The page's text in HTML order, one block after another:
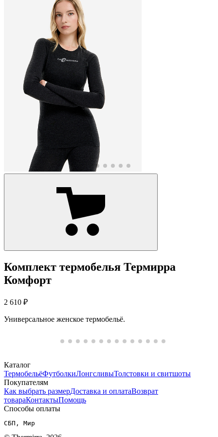
Комплект термобелья Термирра
Комфорт
2 610 ₽
Универсальное женское термобельё.
Каталог
ТермобельёФутболкиЛонгсливыТолстовки и свитшоты
Покупателям
Как выбрать размерДоставка и оплатаВозврат
товараКонтактыПомощь
Способы оплаты
СБП, Мир